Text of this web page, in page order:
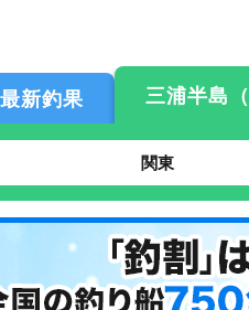
最新釣果 三浦半島
関東